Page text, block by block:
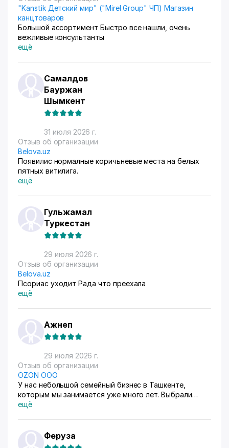
"Kanstik Детский мир" ("Mirel Group" ЧП) Магазин
канцтоваров
Большой ассортимент Быстро все нашли, очень
вежливые консультанты
ещё
Самалдов
Бауржан
Шымкент
31 июля 2026 г.
Отзыв об организации
Belova.uz
Появилис нормалные коричьневые места на белых
пятных витилига.
ещё
Гульжамал
Туркестан
29 июля 2026 г.
Отзыв об организации
Belova.uz
Псориас уходит Рада что преехала
ещё
Ажнеп
29 июля 2026 г.
Отзыв об организации
OZON ООО
У нас небольшой семейный бизнес в Ташкенте,
которым мы занимается уже много лет. Выбрали
схему ФБС, для нашего Узбекистана это пока
приема. Покупатели из рахных стран берут, из
России особенно много, узбекский хлопок там
ещё
Феруза